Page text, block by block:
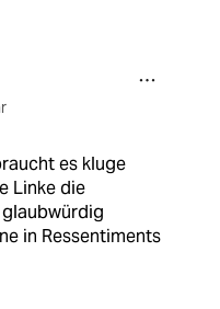
es kluge
Linke die
in Ressentiments